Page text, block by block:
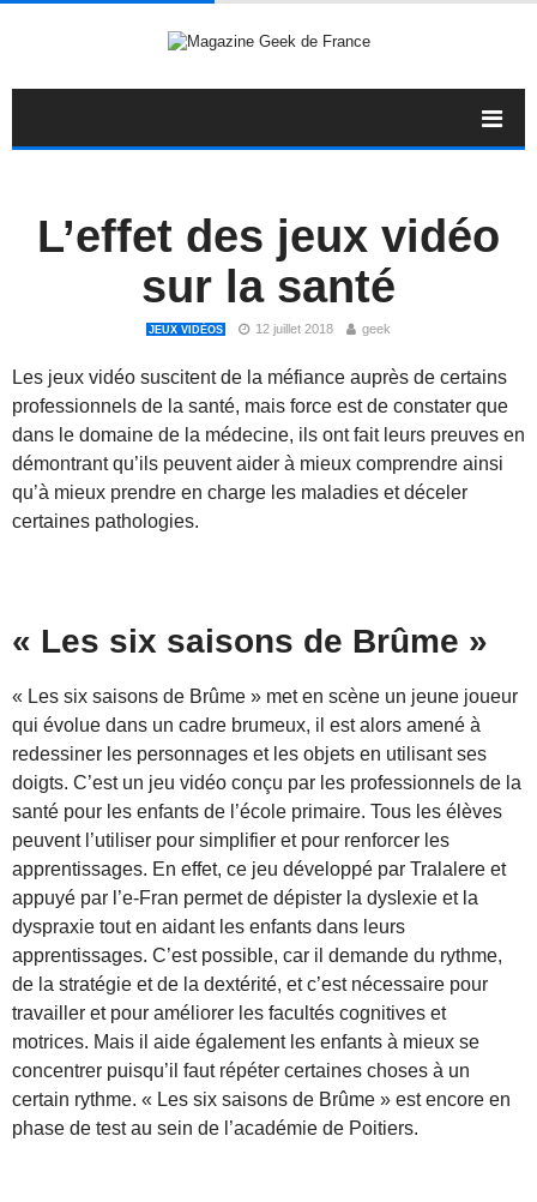
L’effet des jeux vidéo
sur la santé
JEUX VIDÉOS 12 juillet 2018 geek
Les jeux vidéo suscitent de la méfiance auprès de certains
professionnels de la santé, mais force est de constater que
dans le domaine de la médecine, ils ont fait leurs preuves en
démontrant qu’ils peuvent aider à mieux comprendre ainsi
qu’à mieux prendre en charge les maladies et déceler
certaines pathologies.
« Les six saisons de Brûme »
« Les six saisons de Brûme » met en scène un jeune joueur
qui évolue dans un cadre brumeux, il est alors amené à
redessiner les personnages et les objets en utilisant ses
doigts. C’est un jeu vidéo conçu par les professionnels de la
santé pour les enfants de l’école primaire. Tous les élèves
peuvent l’utiliser pour simplifier et pour renforcer les
apprentissages. En effet, ce jeu développé par Tralalere et
appuyé par l’e-Fran permet de dépister la dyslexie et la
dyspraxie tout en aidant les enfants dans leurs
apprentissages. C’est possible, car il demande du rythme,
de la stratégie et de la dextérité, et c’est nécessaire pour
travailler et pour améliorer les facultés cognitives et
motrices. Mais il aide également les enfants à mieux se
concentrer puisqu’il faut répéter certaines choses à un
certain rythme. « Les six saisons de Brûme » est encore en
phase de test au sein de l’académie de Poitiers.